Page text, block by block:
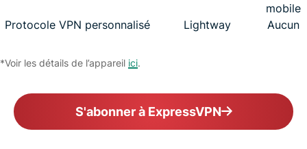
mobile
Protocole VPN personnalisé
Lightway Aucun
*Voir les détails de l’appareil ici.
S'abonner à ExpressVPN